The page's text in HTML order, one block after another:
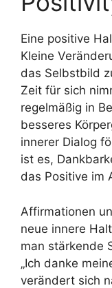
Eine positive
Kleine
das Selbstbild
Zeit für sich
regelmäßig in
besseres
innerer Dialog
ist es,
das Positive im
Affirmationen
neue innere
man stärkende
„Ich danke
verändert sich